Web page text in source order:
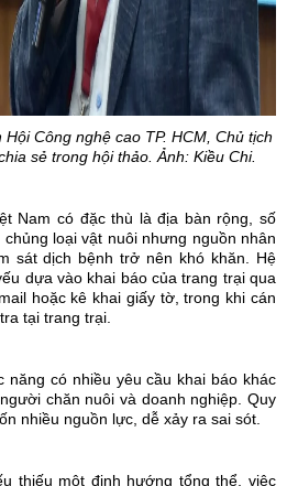
Công nghệ cao TP. HCM, Chủ tịch
sẻ trong hội thảo. Ảnh: Kiều Chi.
Nam có đặc thù là địa bàn rộng, số
loại vật nuôi nhưng nguồn nhân
sát dịch bệnh trở nên khó khăn. Hệ
dựa vào khai báo của trang trại qua
hoặc kê khai giấy tờ, trong khi cán
tại trang trại.
năng có nhiều yêu cầu khai báo khác
chăn nuôi và doanh nghiệp. Quy
nhiều nguồn lực, dễ xảy ra sai sót.
thiếu một định hướng tổng thể, việc